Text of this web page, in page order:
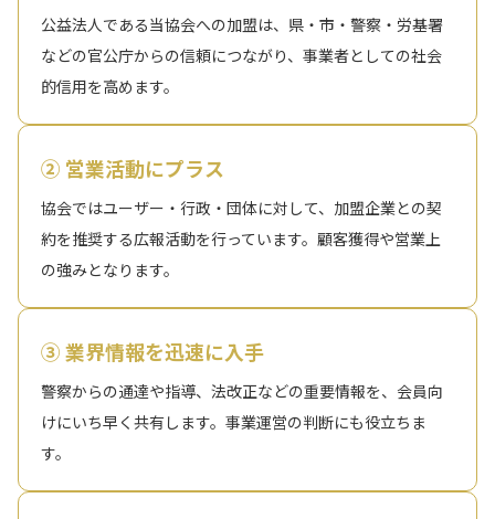
公益法人である当協会への加盟は、県・市・警察・労基署
などの官公庁からの信頼につながり、事業者としての社会
的信用を高めます。
② 営業活動にプラス
協会ではユーザー・行政・団体に対して、加盟企業との契
約を推奨する広報活動を行っています。顧客獲得や営業上
の強みとなります。
③ 業界情報を迅速に入手
警察からの通達や指導、法改正などの重要情報を、会員向
けにいち早く共有します。事業運営の判断にも役立ちま
す。